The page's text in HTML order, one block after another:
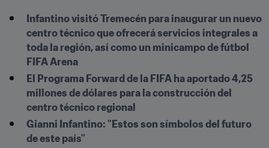
Infantino visitó Tremecén para inaugurar un nuevo
centro técnico que ofrecerá servicios integrales a
toda la región, así como un minicampo de fútbol
FIFA Arena
El Programa Forward de la FIFA ha aportado 4,25
millones de dólares para la construcción del
centro técnico regional
Gianni Infantino: "Estos son símbolos del futuro
de este país"